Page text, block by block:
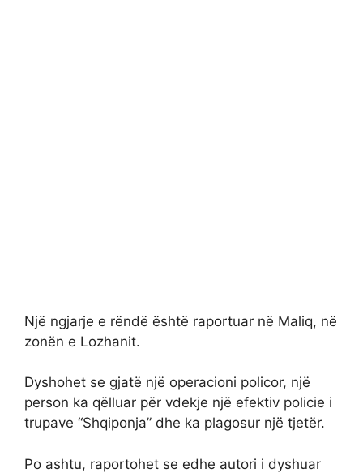
Një ngjarje e rëndë është raportuar në Maliq, në
zonën e Lozhanit.
Dyshohet se gjatë një operacioni policor, një
person ka qëlluar për vdekje një efektiv policie i
trupave “Shqiponja” dhe ka plagosur një tjetër.
Po ashtu, raportohet se edhe autori i dyshuar